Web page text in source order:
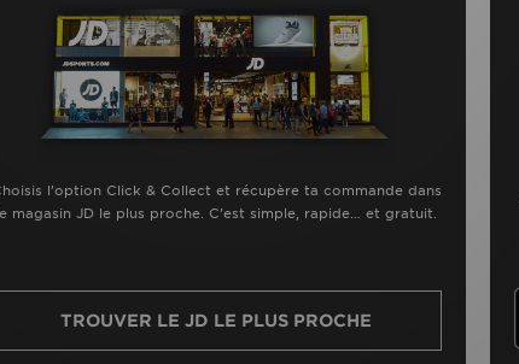
l’option Click & Collect et récupère ta commande dans
magasin JD le plus proche. C’est simple, rapide… et gratuit.
TROUVER LE JD LE PLUS PROCHE